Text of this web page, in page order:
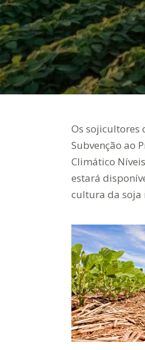
Os sojicultores
Subvenção ao
Climático
estará
cultura da soja